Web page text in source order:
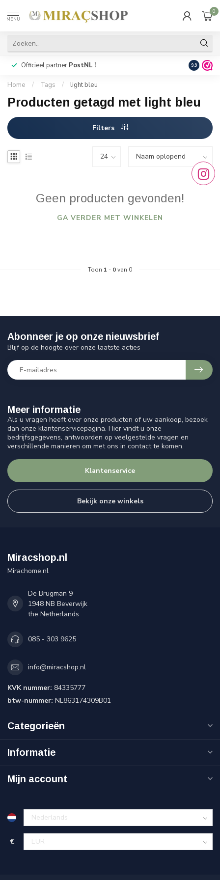
MENU
0
Officieel partner PostNL ! Snelle
9.9
Home / Tags / light bleu
Producten getagd met light bleu
Filters
Geen producten gevonden!
GA VERDER MET WINKELEN
Toon 1 - 0van 0
Meer informatie
Als u vragen heeft over onze producten of uw aankoop, bezoek
dan onze klantenservicepagina. Hier vindt u onze
bedrijfsgegevens, antwoorden op veelgestelde vragen en
verschillende manieren om met ons in contact te komen.
Klantenservice
Bekijk onze winkels
Abonneer je op onze nieuwsbrief
Blijf op de hoogte over onze laatste acties
Miracshop.nl
Mirachome.nl
De Brugman 9
1948 NB Beverwijk
the Netherlands
085 - 303 9625
info@miracshop.nl
KVK nummer: 84335777
btw-nummer: NL863174309B01
Categorieën
Informatie
Mijn account
€